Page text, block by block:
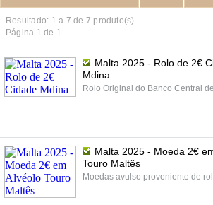
Resultado: 1 a 7 de 7 produto(s)
Página 1 de 1
Malta 2025 - Rolo de 2€
Mdina
Rolo Original do Banco Central
Malta 2025 - Moeda 2€
Touro Maltês
Moedas avulso proveniente de